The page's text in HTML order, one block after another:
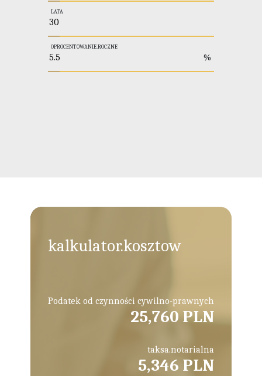
LATA
OPROCENTOWANIE.ROCZNE
%
kalkulator.kosztow
Podatek od czynności cywilno-prawnych
25,760 PLN
taksa.notarialna
5,346 PLN